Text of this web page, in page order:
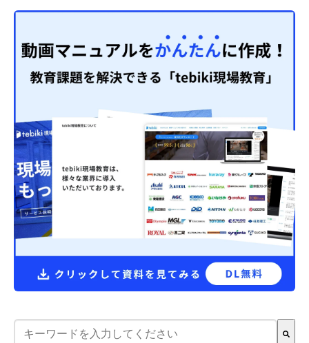
これは、自動候補機能付きの検索フィールドです。